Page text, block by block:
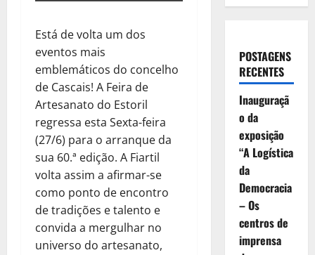
Está de volta um dos
eventos mais
emblemáticos do concelho
de Cascais! A Feira de
Artesanato do Estoril
regressa esta Sexta-feira
(27/6) para o arranque da
sua 60.ª edição. A Fiartil
volta assim a afirmar-se
como ponto de encontro
de tradições e talento e
convida a mergulhar no
universo do artesanato,
POSTAGENS
RECENTES
Inauguraçã
o da
exposição
“A Logística
da
Democracia
– Os
centros de
imprensa